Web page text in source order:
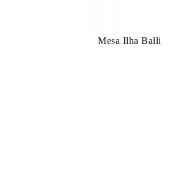
Mesa Ilha Balli